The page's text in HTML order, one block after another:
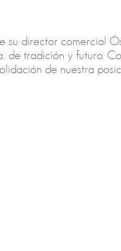
su director comercial
de tradición y futuro.
de nuestra